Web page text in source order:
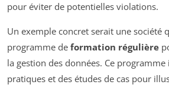
pour éviter de potentielles violations.
Un exemple concret serait une société
programme de formation régulière
la gestion des données. Ce
pratiques et des études de cas pour